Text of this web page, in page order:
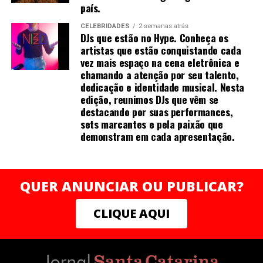
Mais do que crescer, trata-se de prosperar em todas as
dimensões — com consistência, clareza e poder .
oferecendo capacitação, mentorias, acesso a crédito e
redes de apoio para milhares de mulheres que desejam
empreender com autonomia e sustentabilidade.
“Acredito que o conhecimento e a valorização
profissional devem caminhar junto com ações concretas
de transformação. Ao apoiar a Rede Mulher
Empreendedora, quero contribuir para que mais
mulheres possam enxergar e negociar o próprio valor,
construindo trajetórias sólidas e independentes”,
país.
CELEBRIDADES 2 semanas atrás
DJs que estão no Hype. Conheça os
artistas que estão conquistando cada
vez mais espaço na cena eletrônica e
chamando a atenção por seu talento,
dedicação e identidade musical. Nesta
edição, reunimos DJs que vêm se
destacando por suas performances,
sets marcantes e pela paixão que
demonstram em cada apresentação.
QUER ANUNCIAR OU PUBLICAR?
CLIQUE AQUI